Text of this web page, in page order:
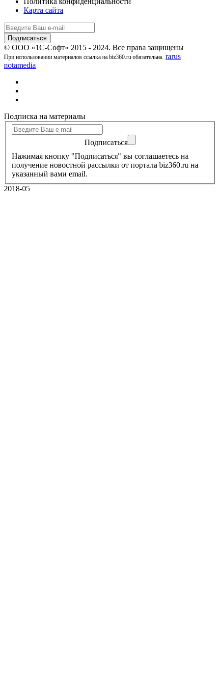
Карта сайта
© ООО «1С-Софт» 2015 - 2024. Все права защищены
При использовании материалов ссылка на biz360.ru обязательна. rarus
notamedia
Подписка на материалы
Подписаться
Нажимая кнопку "Подписаться" вы соглашаетесь на
получение новостной рассылки от портала biz360.ru на
указанный вами email.
2018-05